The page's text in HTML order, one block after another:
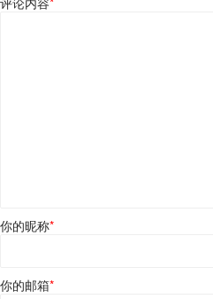
你的昵称*
你的邮箱*